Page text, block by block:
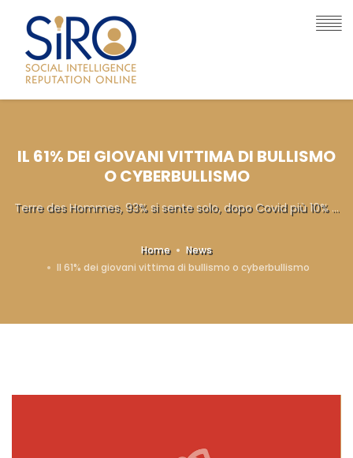
IL 61% DEI GIOVANI VITTIMA DI BULLISMO
O CYBERBULLISMO
Terre des Hommes, 93% si sente solo, dopo Covid più 10% ...
Home
News
Il 61% dei giovani vittima di bullismo o cyberbullismo